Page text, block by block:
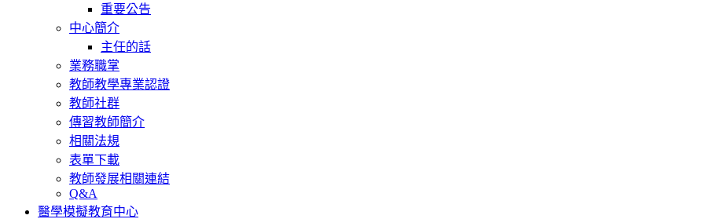
重要公告
中心簡介
主任的話
業務職掌
教師教學專業認證
教師社群
傳習教師簡介
相關法規
表單下載
教師發展相關連結
Q&A
醫學模擬教育中心